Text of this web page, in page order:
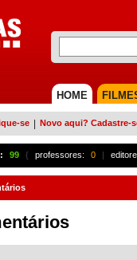
HOME
se Novo aqui? Cadastre-
99 { professores: 0 |